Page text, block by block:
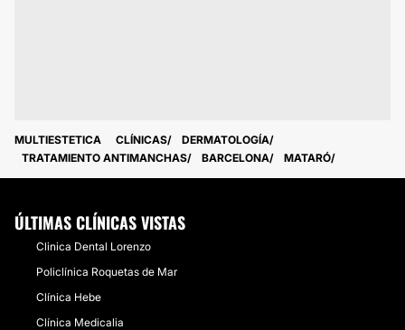
MULTIESTETICA CLÍNICAS
DERMATOLOGÍA
TRATAMIENTO ANTIMANCHAS
BARCELONA MATARÓ
ÚLTIMAS CLÍNICAS VISTAS
Clinica Dental Lorenzo
Policlínica Roquetas de Mar
Clínica Hebe
Clínica Medicalia